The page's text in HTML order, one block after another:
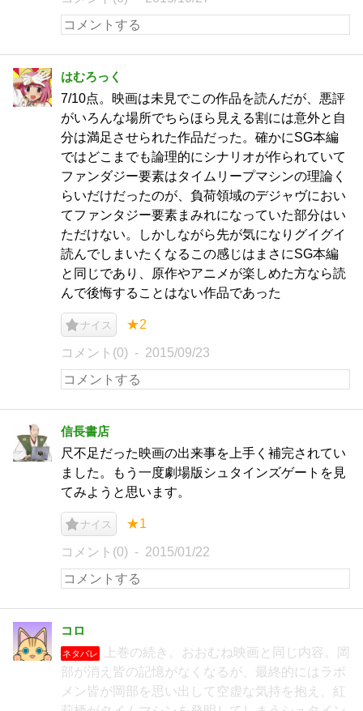
はむろっく
7/10点。映画は未見でこの作品を読んだが、悪評
がいろんな場所でちらほら見える割には意外と自
分は満足させられた作品だった。確かにSG本編
ではどこまでも論理的にシナリオが作られていて
ファンダジー要素はタイムリープマシンの理論く
らいだけだったのが、負荷領域のデジャヴにおい
てファンタジー要素まみれになっていた部分はい
ただけない。しかしながら先が気になりグイグイ
読んでしまいたくなるこの感じはまさにSG本編
と同じであり、原作やアニメが楽しめた方なら読
んで後悔することはない作品であった
ナイス ★2
コメント(0) 2015/09/23
信長書店
尺不足だった映画の出来事を上手く補完されてい
ました。もう一度劇場版シュタインズゲートを見
てみようと思います。
ナイス ★1
コメント(0) 2015/01/22
コロ
ネタバレ
上巻の続き。おおむね映画と同じ内容。岡
部が消え皆の記憶がなくなるが、最終的にはラボ
メン皆が岡部を思い出して空虚な気持を抱え、紅